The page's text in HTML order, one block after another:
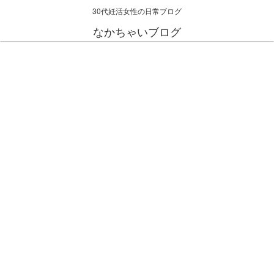
30代妊活女性の日常ブログ
なかちゃいブログ